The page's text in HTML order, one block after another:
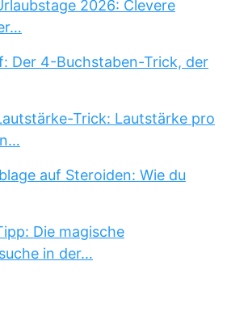
2026: Clevere
Der 4-Buchstaben-Trick, der
Trick: Lautstärke pro
auf Steroiden: Wie du
Die magische
in der…